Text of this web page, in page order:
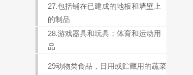
27.包括铺在已建成的地板和墙壁上
的制品
28.游戏器具和玩具；体育和运动用
品
29动物类食品，日用或贮藏用的蔬菜